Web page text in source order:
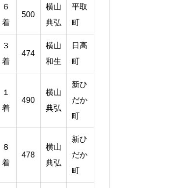
６
着
500
横山
典弘
平取
町
３
着
474
横山
和生
日高
町
１
着
490
横山
典弘
新ひ
だか
町
８
着
478
横山
典弘
新ひ
だか
町